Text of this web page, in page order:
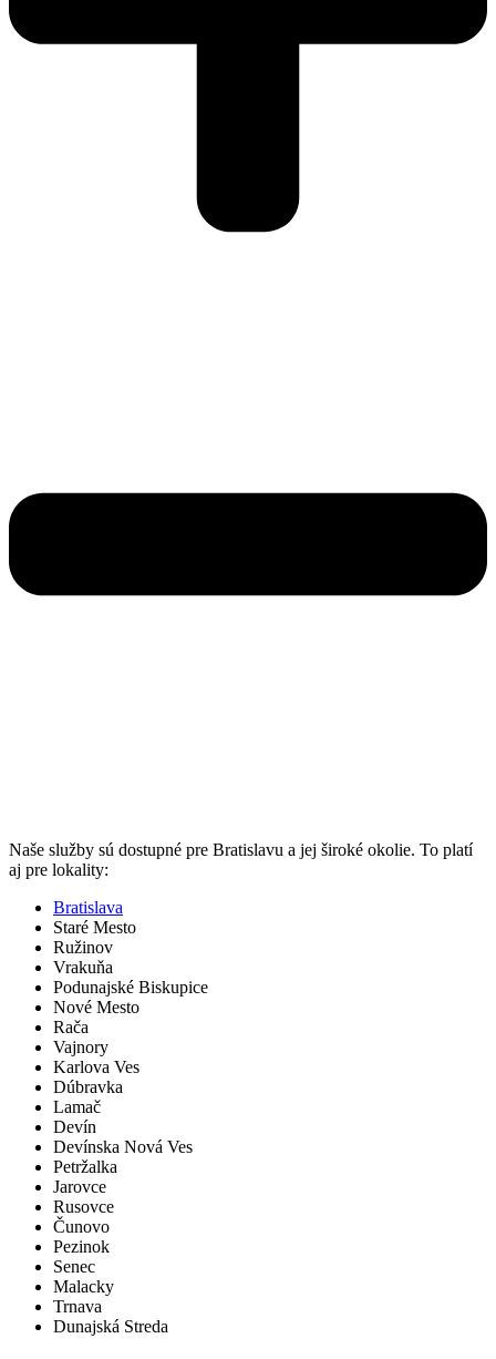
Naše služby sú dostupné pre Bratislavu a jej široké okolie. To platí
aj pre lokality:
Bratislava
Staré Mesto
Ružinov
Vrakuňa
Podunajské Biskupice
Nové Mesto
Rača
Vajnory
Karlova Ves
Dúbravka
Lamač
Devín
Devínska Nová Ves
Petržalka
Jarovce
Rusovce
Čunovo
Pezinok
Senec
Malacky
Trnava
Dunajská Streda